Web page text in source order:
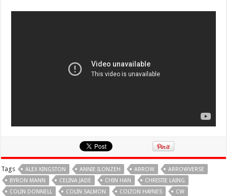
Tags ALEX KINGSTON ANNIE ILONZEH ARROW
ARROWVERSE
BYRON MANN
CELINA JADE CHIN HAN
CHRISTIE LAING
COLIN DONNELL
COLIN SALMON COLTON HAYNES
CW